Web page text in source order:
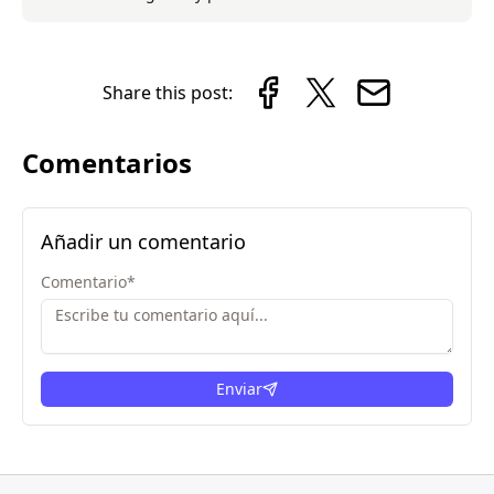
Share this post:
Comentarios
Añadir un comentario
Comentario*
Enviar